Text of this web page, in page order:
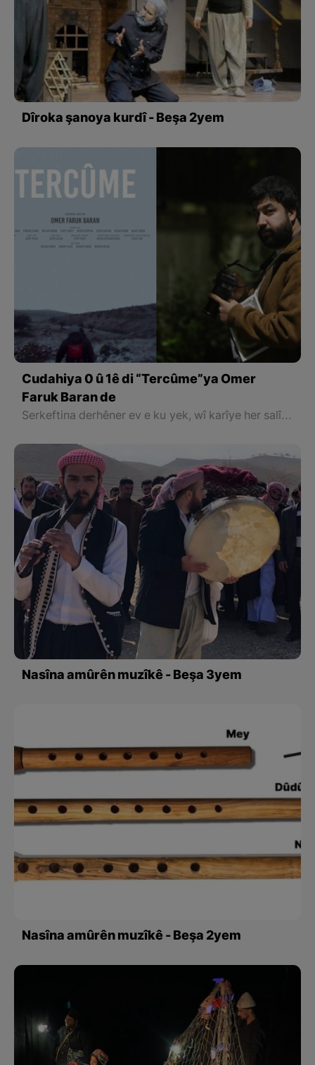
Dîroka şanoya kurdî - Beşa 2yem
Cudahiya 0 û 1ê di “Tercûme”ya Omer
Faruk Baran de
Serkeftina derhêner ev e ku yek, wî karîye her salîse û sanîyeyên bêdawî yên komê ji kûr ve bi temaşeker bide hîskirin.
Nasîna amûrên muzîkê - Beşa 3yem
Nasîna amûrên muzîkê - Beşa 2yem